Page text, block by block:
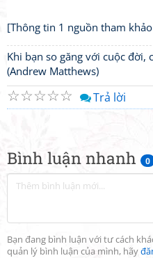
Bình luận nhanh 0
Bạn đang bình luận với tư cách
quản lý bình luận của mình, hãy
[Thông tin 1 nguồn tham
Khi bạn so găng với cuộc
(Andrew Matthews)
☆
☆
☆
☆
☆ Trả lời